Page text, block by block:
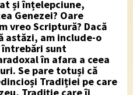
și înțelepciune,
Genezei? Oare
vreo Scriptură? Dacă
astăzi, am include-o
întrebări sunt
în afara a ceea
Se pare totuși că
Tradiției pe care